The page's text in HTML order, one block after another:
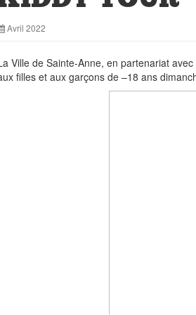
Avril 2022
Ville de Sainte-Anne, en partenariat
filles et aux garçons de –18 ans